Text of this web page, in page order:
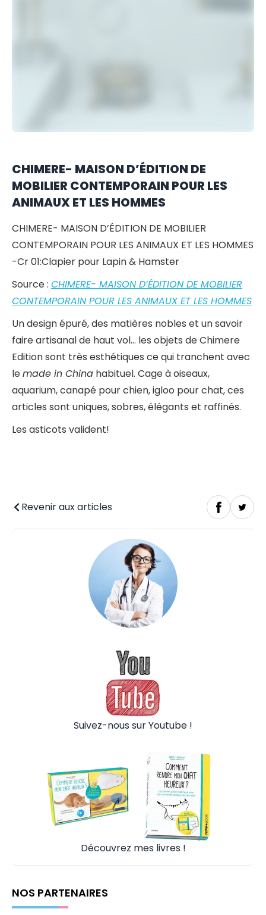
CHIMERE- MAISON D’ÉDITION DE
MOBILIER CONTEMPORAIN POUR LES
ANIMAUX ET LES HOMMES
CHIMERE- MAISON D’ÉDITION DE MOBILIER
CONTEMPORAIN POUR LES ANIMAUX ET LES HOMMES
-Cr 01:Clapier pour Lapin & Hamster
Source : CHIMERE- MAISON D’ÉDITION DE MOBILIER
CONTEMPORAIN POUR LES ANIMAUX ET LES HOMMES
Un design épuré, des matières nobles et un savoir
faire artisanal de haut vol… les objets de Chimere
Edition sont très esthétiques ce qui tranchent avec
lemade in China habituel. Cage à oiseaux,
aquarium, canapé pour chien, igloo pour chat, ces
articles sont uniques, sobres, élégants et raffinés.
Les asticots valident!
Revenir aux articles
Suivez-nous sur Youtube !
Découvrez mes livres !
NOS PARTENAIRES